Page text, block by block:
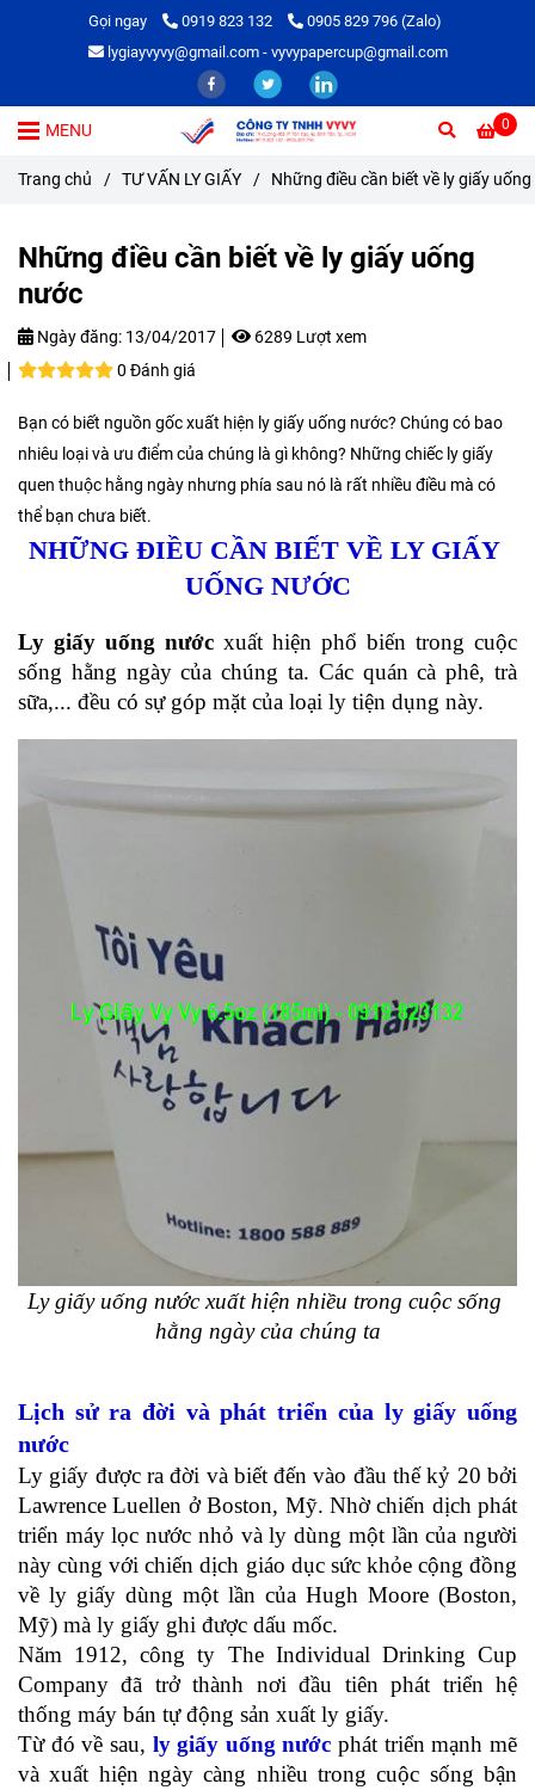
Gọi ngay 0919 823 132
0905 829 796 (Zalo)
lygiayvyvy@gmail.com - vyvypapercup@gmail.com
0
MENU
Trang chủ / TƯ VẤN LY GIẤY / Những điều cần biết về ly giấy
Những điều cần biết về ly giấy uống
nước
Ngày đăng: 13/04/2017
6289 Lượt xem
0 Đánh giá
Bạn có biết nguồn gốc xuất hiện ly giấy uống nước? Chúng có bao
nhiêu loại và ưu điểm của chúng là gì không? Những chiếc ly giấy
quen thuộc hằng ngày nhưng phía sau nó là rất nhiều điều mà có
thể bạn chưa biết.
NHỮNG ĐIỀU CẦN BIẾT VỀ LY GIẤY
UỐNG NƯỚC
Ly giấy uống nước xuất hiện phổ biến trong cuộc
sống hằng ngày của chúng ta. Các quán cà phê, trà
sữa,... đều có sự góp mặt của loại ly tiện dụng này.
Ly giấy uống nước xuất hiện nhiều trong cuộc sống
hằng ngày của chúng ta
Lịch sử ra đời và phát triển của ly giấy uống
nước
Ly giấy được ra đời và biết đến vào đầu thế kỷ 20 bởi
Lawrence Luellen ở Boston, Mỹ. Nhờ chiến dịch phát
triển máy lọc nước nhỏ và ly dùng một lần của người
này cùng với chiến dịch giáo dục sức khỏe cộng đồng
về ly giấy dùng một lần của Hugh Moore (Boston,
Mỹ) mà ly giấy ghi được dấu mốc.
Năm 1912, công ty The Individual Drinking Cup
Company đã trở thành nơi đầu tiên phát triển hệ
thống máy bán tự động sản xuất ly giấy.
Từ đó về sau, ly giấy uống nước phát triển mạnh mẽ
và xuất hiện ngày càng nhiều trong cuộc sống bận